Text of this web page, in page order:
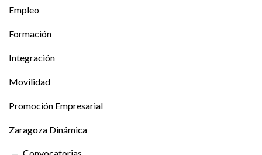
Empleo
Formación
Integración
Movilidad
Promoción Empresarial
Zaragoza Dinámica